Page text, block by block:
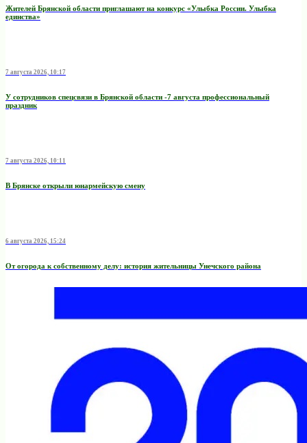
Жителей Брянской области приглашают на конкурс «Улыбка России. Улыбка
единства»
7 августа 2026, 10:17
У сотрудников спецсвязи в Брянской области -7 августа профессиональный
праздник
7 августа 2026, 10:11
В Брянске открыли юнармейскую смену
6 августа 2026, 15:24
От огорода к собственному делу: история жительницы Унечского района